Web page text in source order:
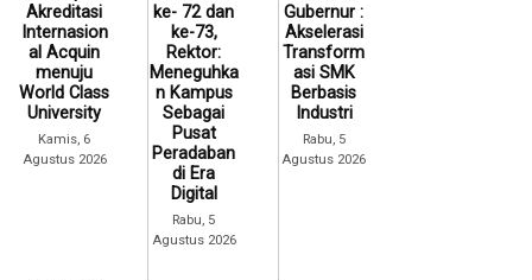
Akreditasi
Internasion
al Acquin
menuju
World Class
University
Kamis, 6
Agustus 2026
ke- 72 dan
ke-73,
Rektor:
Meneguhka
n Kampus
Sebagai
Pusat
Peradaban
di Era
Digital
Rabu, 5
Agustus 2026
Gubernur :
Akselerasi
Transform
asi SMK
Berbasis
Industri
Rabu, 5
Agustus 2026